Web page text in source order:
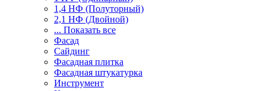
1,4 НФ (Полуторный)
2,1 НФ (Двойной)
... Показать все
Фасад
Сайдинг
Фасадная плитка
Фасадная штукатурка
Инструмент